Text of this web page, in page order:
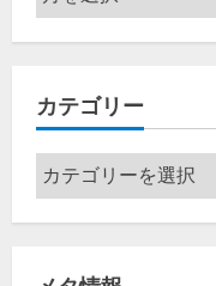
ー
カ
ブ
カテゴリー
カ
テ
ゴ